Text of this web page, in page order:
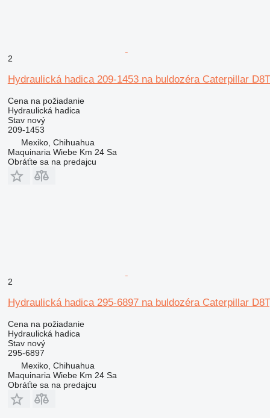
2
Hydraulická hadica 209-1453 na buldozéra Caterpillar D8T
Cena na požiadanie
Hydraulická hadica
Stavnový
209-1453
Mexiko, Chihuahua
Maquinaria Wiebe Km 24 Sa
Obráťte sa na predajcu
2
Hydraulická hadica 295-6897 na buldozéra Caterpillar
Cena na požiadanie
Hydraulická hadica
Stavnový
295-6897
Mexiko, Chihuahua
Maquinaria Wiebe Km 24 Sa
Obráťte sa na predajcu